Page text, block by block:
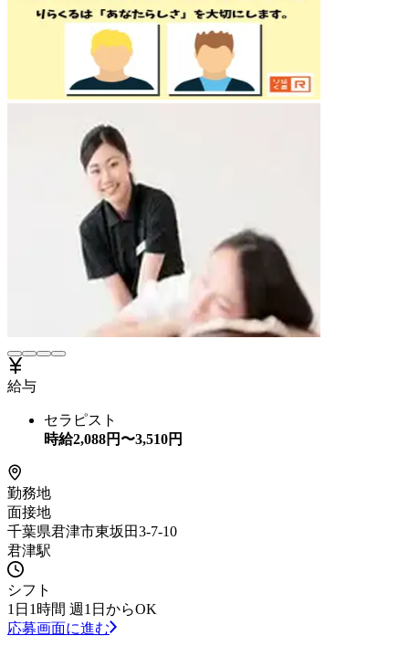
給与
セラピスト
時給2,088円〜3,510円
勤務地
面接地
千葉県君津市東坂田3-7-10
君津駅
シフト
1日1時間 週1日からOK
応募画面に進む